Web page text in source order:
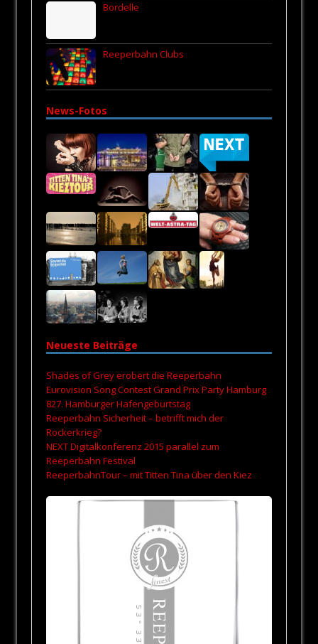
Bordelle
Reeperbahn Clubs
News-Fotos
Neueste Beiträge
Shades of Grey erobert die Reeperbahn
Eurovision Song Contest Grand Prix Party Hamburg
827. Hamburger Hafengeburtstag
Reeperbahn Sicherheit – betrifft mich der
Rockerkrieg?
NEXT Digitalkonferenz 2015 parallel zum
Reeperbahn Festival
ReeperbahnTour – mit Titten Tina über den Kiez